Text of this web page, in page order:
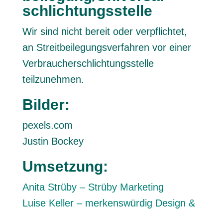
schlichtungs­stelle
Wir sind nicht bereit oder verpflichtet,
an Streitbeilegungsverfahren vor einer
Verbraucherschlichtungsstelle
teilzunehmen.
Bilder:
pexels.com
Justin Bockey
Umsetzung:
Anita Strüby – Strüby Marketing
Luise Keller – merkenswürdig Design &